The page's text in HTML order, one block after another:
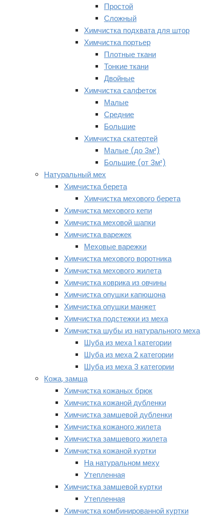
Простой
Сложный
Химчистка подхвата для штор
Химчистка портьер
Плотные ткани
Тонкие ткани
Двойные
Химчистка салфеток
Малые
Средние
Большие
Химчистка скатертей
Малые (до 3м²)
Большие (от 3м²)
Натуральный мех
Химчистка берета
Химчистка мехового берета
Химчистка мехового кепи
Химчистка меховой шапки
Химчистка варежек
Меховые варежки
Химчистка мехового воротника
Химчистка мехового жилета
Химчистка коврика из овчины
Химчистка опушки капюшона
Химчистка опушки манжет
Химчистка подстежки из меха
Химчистка шубы из натурального меха
Шуба из меха 1 категории
Шуба из меха 2 категории
Шуба из меха 3 категории
Кожа, замша
Химчистка кожаных брюк
Химчистка кожаной дубленки
Химчистка замшевой дубленки
Химчистка кожаного жилета
Химчистка замшевого жилета
Химчистка кожаной куртки
На натуральном меху
Утепленная
Химчистка замшевой куртки
Утепленная
Химчистка комбинированной куртки